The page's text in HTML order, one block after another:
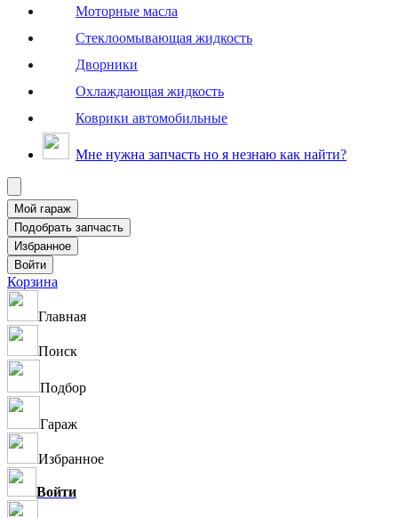
Моторные масла
Стеклоомывающая жидкость
Дворники
Охлаждающая жидкость
Коврики автомобильные
Мне нужна запчасть но я незнаю как найти?
Корзина
Главная
Поиск
Подбор
Гараж
Избранное
Войти